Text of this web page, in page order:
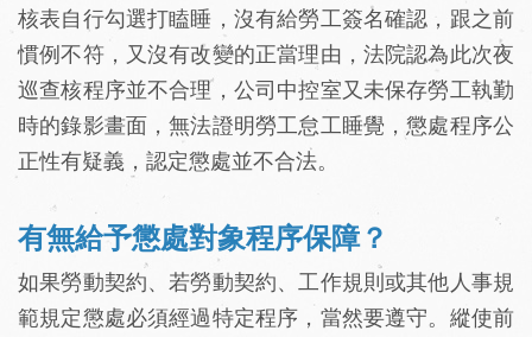
核表自行勾選打瞌睡，沒有給勞工簽名確認，跟之前
慣例不符，又沒有改變的正當理由，法院認為此次夜
巡查核程序並不合理，公司中控室又未保存勞工執勤
時的錄影畫面，無法證明勞工怠工睡覺，懲處程序公
正性有疑義，認定懲處並不合法。
有無給予懲處對象程序保障？
如果勞動契約、若勞動契約、工作規則或其他人事規
範規定懲處必須經過特定程序，當然要遵守。縱使前